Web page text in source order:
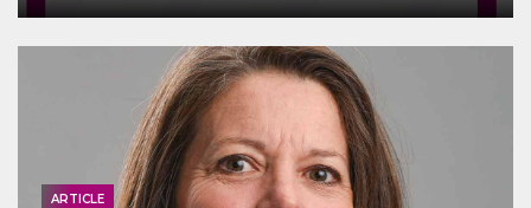
ARTICLE